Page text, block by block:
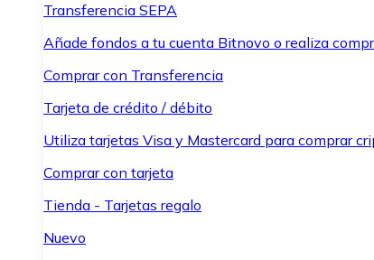
Transferencia SEPA
Añade fondos a tu cuenta Bitnovo o realiza
Comprar con Transferencia
Tarjeta de crédito / débito
Utiliza tarjetas Visa y Mastercard para comprar
Comprar con tarjeta
Tienda - Tarjetas regalo
Nuevo